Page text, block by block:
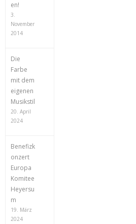
en!
3.
November
2014
Die
Farbe
mit dem
eigenen
Musikstil
20. April
2024
Benefizk
onzert
Europa
Komitee
Heyersu
m
19. März
2024